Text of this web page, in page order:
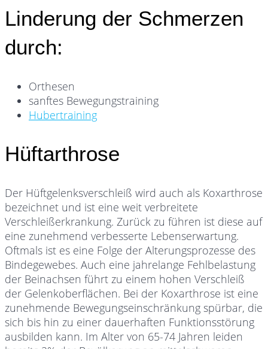
Linderung der Schmerzen
durch:
Orthesen
sanftes Bewegungstraining
Hubertraining
Hüftarthrose
Der Hüftgelenksverschleiß wird auch als Koxarthrose
bezeichnet und ist eine weit verbreitete
Verschleißerkrankung. Zurück zu führen ist diese auf
eine zunehmend verbesserte Lebenserwartung.
Oftmals ist es eine Folge der Alterungsprozesse des
Bindegewebes. Auch eine jahrelange Fehlbelastung
der Beinachsen führt zu einem hohen Verschleiß
der Gelenkoberflächen. Bei der Koxarthrose ist eine
zunehmende Bewegungseinschränkung spürbar, die
sich bis hin zu einer dauerhaften Funktionsstörung
ausbilden kann. Im Alter von 65-74 Jahren leiden